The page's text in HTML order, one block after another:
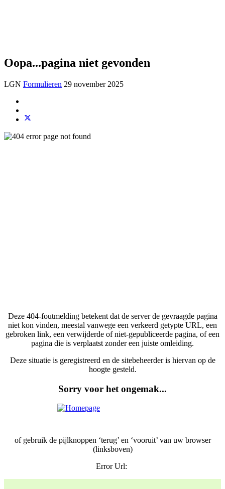
Oopa...pagina niet gevonden
LGN Formulieren 29 november 2025
Deze 404-foutmelding betekent dat de server de gevraagde pagina
niet kon vinden, meestal vanwege een verkeerd getypte URL, een
gebroken link, een verwijderde of niet-gepubliceerde pagina, of een
pagina die is verplaatst zonder een juiste omleiding.
Deze situatie is geregistreerd en de sitebeheerder is hiervan op de
hoogte gesteld.
Sorry voor het ongemak...
of gebruik de pijlknoppen ‘terug’ en ‘vooruit’ van uw browser
(linksboven)
Error Url: